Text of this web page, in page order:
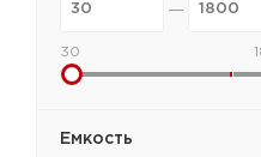
30
Емкость